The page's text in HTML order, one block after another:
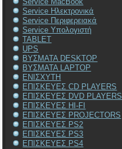
Service Ηλεκτρονικά
Service Περιφερειακά
Service Υπολογιστή
TABLET
UPS
ΒΥΣΜΑΤΑ DESKTOP
ΒΥΣΜΑΤΑ LAPTOP
ΕΝΙΣΧΥΤΗ
ΕΠΙΣΚΕΥΕΣ CD PLAYERS
ΕΠΙΣΚΕΥΕΣ DVD PLAYERS
ΕΠΙΣΚΕΥΕΣ HI-FI
ΕΠΙΣΚΕΥΕΣ PROJECTORS
ΕΠΙΣΚΕΥΕΣ PS2
ΕΠΙΣΚΕΥΕΣ PS3
ΕΠΙΣΚΕΥΕΣ PS4